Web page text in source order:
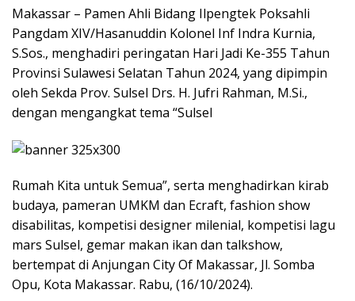
Makassar – Pamen Ahli Bidang Ilpengtek Poksahli
Pangdam XIV/Hasanuddin Kolonel Inf Indra Kurnia,
S.Sos., menghadiri peringatan Hari Jadi Ke-355 Tahun
Provinsi Sulawesi Selatan Tahun 2024, yang dipimpin
oleh Sekda Prov. Sulsel Drs. H. Jufri Rahman, M.Si.,
dengan mengangkat tema “Sulsel
Rumah Kita untuk Semua”, serta menghadirkan kirab
budaya, pameran UMKM dan Ecraft, fashion show
disabilitas, kompetisi designer milenial, kompetisi lagu
mars Sulsel, gemar makan ikan dan talkshow,
bertempat di Anjungan City Of Makassar, Jl. Somba
Opu, Kota Makassar. Rabu, (16/10/2024).